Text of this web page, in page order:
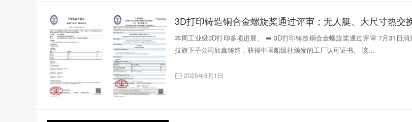
本周工业级3D打印多项进展。 ➡️ 3D打印铸造铜合金螺旋桨通过评审 7月31日消
技旗下子公司欣鑫铸造，获得中国船级社颁发的工厂认可证书。 该…
2026年8月1日